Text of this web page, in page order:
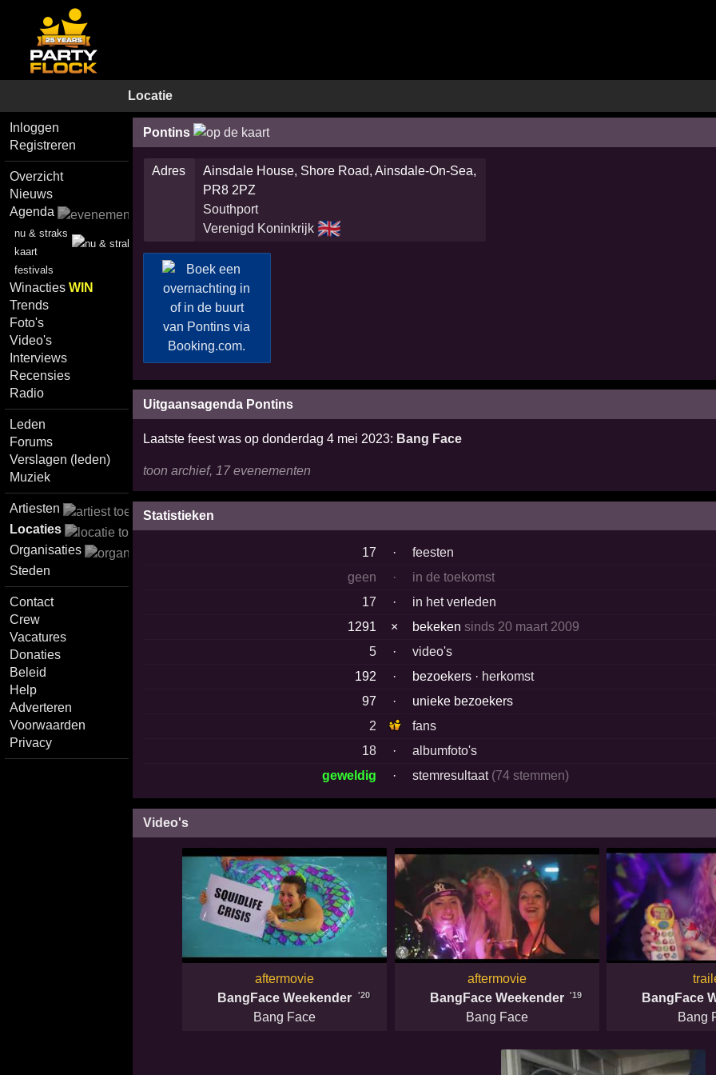
Locatie
Inloggen
Registreren
Overzicht
Nieuws
Agenda
nu & straks
kaart
festivals
WinactiesWIN
Trends
Foto's
Video's
Interviews
Recensies
Radio
Leden
Forums
Verslagen (leden)
Muziek
Artiesten
Locaties
Organisaties
Steden
Contact
Crew
Vacatures
Donaties
Beleid
Help
Adverteren
Voorwaarden
Privacy
Pontins
Adres
Ainsdale House, Shore Road, Ainsdale-On-Sea,
PR8 2PZ
Southport
Verenigd Koninkrijk 🇬🇧
Uitgaansagenda Pontins
Laatste feest was op donderdag 4 mei 2023: Bang Face
toon archief, 17 evenementen
Statistieken
17 ·
feesten
geen
·
in de toekomst
17
·
in het verleden
1291
× bekekensinds 20 maart 2009
5
·
video's
192
· bezoekers · herkomst
97
·
unieke bezoekers
2
fans
18
·
albumfoto's
geweldig
· stemresultaat (74 stemmen)
Video's
aftermovie
BangFace Weekender
'20
Bang Face
aftermovie
BangFace Weekender
'19
Bang Face
BangFace
Bang